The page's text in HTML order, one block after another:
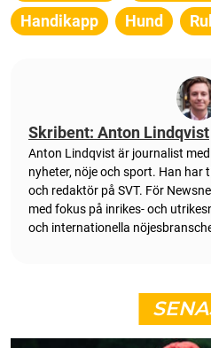
Handikapp
Hund
Skribent: Anton Lindqvist
Anton Lindqvist är journalist
nyheter, nöje och sport. Han
och redaktör på SVT. För
med fokus på inrikes- och
och internationella